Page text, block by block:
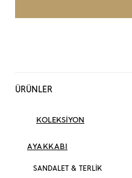
ÜRÜNLER
KOLEKSİYON
AYAKKABI
SANDALET & TERLİK